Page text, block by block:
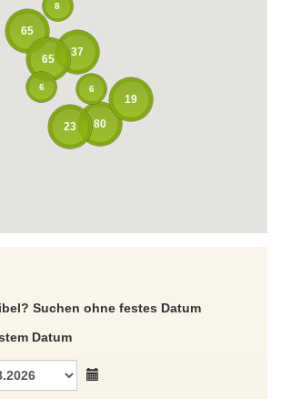
80
19
65
37
65
23
6
6
8
Suchen ohne festes Datum
Datum